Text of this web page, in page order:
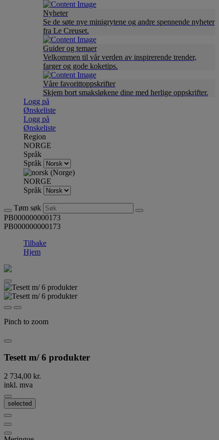
Nyheter
Se de søte nye minigrytene og andre spennende nyheter
fra Le Creuset.
Guider og temaer
Velkommen til vår verden av inspirerende trender,
farger og gode koketips.
Våre favorittoppskrifter
Skjem bort smaksløkene dine med herlige oppskrifter.
Logg på
Ønskeliste
Logg på
Ønskeliste
Region
NORGE
Språk
Språk
NORGE
Språk
Tøm søk
PB000000000173
PB000000000173
Tilbake
Hjem
Pinch to zoom
Tesett m/ 6 produkter
2 734,00 kr.
inkl. mva
selected